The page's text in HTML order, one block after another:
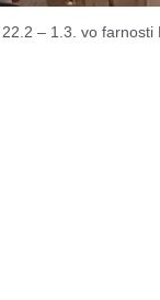
– 1.3. vo